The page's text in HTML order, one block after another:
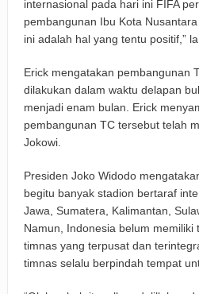
internasional pada hari ini FIFA
pembangunan Ibu Kota
ini adalah hal yang tentu positif,”
Erick mengatakan pembangunan
dilakukan dalam waktu delapan
menjadi enam bulan. Erick
pembangunan TC tersebut telah
Jokowi.
Presiden Joko Widodo
begitu banyak stadion bertaraf
Jawa, Sumatera, Kalimantan,
Namun, Indonesia belum memiliki
timnas yang terpusat dan
timnas selalu berpindah tempat